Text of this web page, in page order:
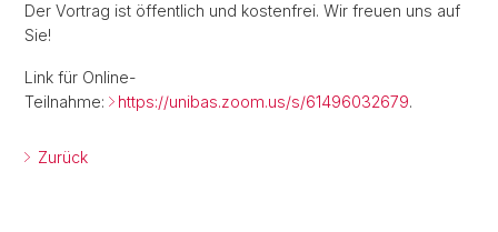
Der Vortrag ist öffentlich und kostenfrei. Wir freuen uns auf
Sie!
Link für Online-
Teilnahme:
https://unibas.zoom.us/s/61496032679.
Zurück